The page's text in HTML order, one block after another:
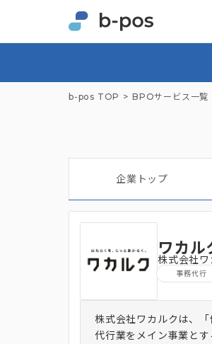
b-pos TOP BPOサービス一覧
企業トップ
ワカル
株式会社ワ
事務代行
株式会社ワカルクは、
代行業をメイン事業と